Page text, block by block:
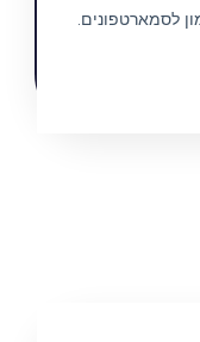
לסמארטפונים.